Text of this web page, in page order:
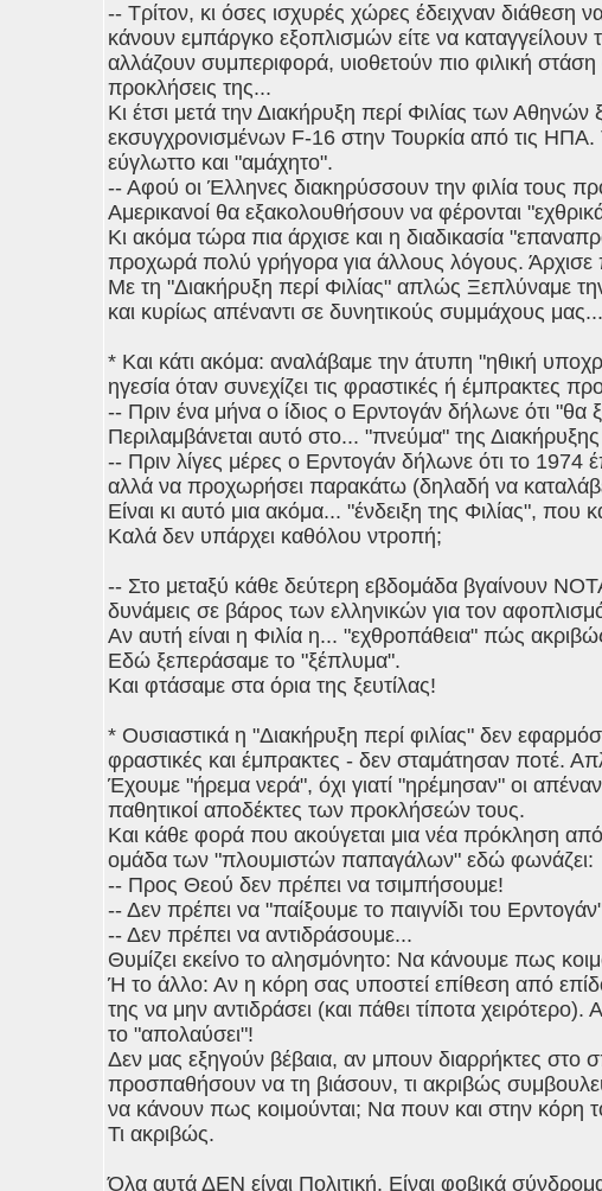
-- Τρίτον, κι όσες ισχυρές χώρες έδειχναν διάθεση
κάνουν εμπάργκο εξοπλισμών είτε να
αλλάζουν συμπεριφορά, υιοθετούν πιο φιλική στάση
προκλήσεις της...
Κι έτσι μετά την Διακήρυξη περί Φιλίας των
εκσυγχρονισμένων F-16 στην Τουρκία από τις
εύγλωττο και "αμάχητο".
-- Αφού οι Έλληνες διακηρύσσουν την φιλία τους
Αμερικανοί θα εξακολουθήσουν να φέρονται
Κι ακόμα τώρα πια άρχισε και η διαδικασία
προχωρά πολύ γρήγορα για άλλους λόγους. Άρχισε
Με τη "Διακήρυξη περί Φιλίας" απλώς Ξεπλύναμε
και κυρίως απέναντι σε δυνητικούς συμμάχους μας...
* Και κάτι ακόμα: αναλάβαμε την άτυπη "ηθική
ηγεσία όταν συνεχίζει τις φραστικές ή έμπρακτες
-- Πριν ένα μήνα ο ίδιος ο Ερντογάν δήλωνε ότι
Περιλαμβάνεται αυτό στο... "πνεύμα" της Διακήρυξης
-- Πριν λίγες μέρες ο Ερντογάν δήλωνε ότι το 1974
αλλά να προχωρήσει παρακάτω (δηλαδή να
Είναι κι αυτό μια ακόμα... "ένδειξη της Φιλίας",
Καλά δεν υπάρχει καθόλου ντροπή;
-- Στο μεταξύ κάθε δεύτερη εβδομάδα βγαίνουν
δυνάμεις σε βάρος των ελληνικών για τον
Αν αυτή είναι η Φιλία η... "εχθροπάθεια" πώς
Εδώ ξεπεράσαμε το "ξέπλυμα".
Και φτάσαμε στα όρια της ξευτίλας!
* Ουσιαστικά η "Διακήρυξη περί φιλίας" δεν
φραστικές και έμπρακτες - δεν σταμάτησαν ποτέ.
Έχουμε "ήρεμα νερά", όχι γιατί "ηρέμησαν" οι
παθητικοί αποδέκτες των προκλήσεών τους.
Και κάθε φορά που ακούγεται μια νέα πρόκληση από
ομάδα των "πλουμιστών παπαγάλων" εδώ φωνάζει:
-- Προς Θεού δεν πρέπει να τσιμπήσουμε!
-- Δεν πρέπει να "παίξουμε το παιγνίδι του
-- Δεν πρέπει να αντιδράσουμε...
Θυμίζει εκείνο το αλησμόνητο: Να κάνουμε πως
Ή το άλλο: Αν η κόρη σας υποστεί επίθεση από
της να μην αντιδράσει (και πάθει τίποτα
το "απολαύσει"!
Δεν μας εξηγούν βέβαια, αν μπουν διαρρήκτες στο
προσπαθήσουν να τη βιάσουν, τι ακριβώς
να κάνουν πως κοιμούνται; Να πουν και στην κόρη
Τι ακριβώς.
Όλα αυτά ΔΕΝ είναι Πολιτική. Είναι φοβικά